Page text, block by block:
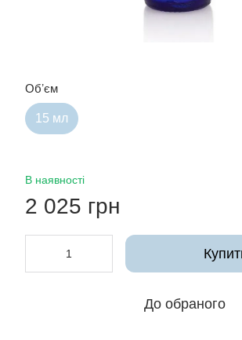
Обʼєм
15 мл
В наявності
2 025 грн
До обраного